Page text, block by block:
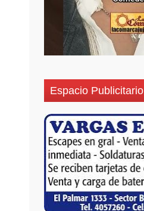
Espacio Publicitario